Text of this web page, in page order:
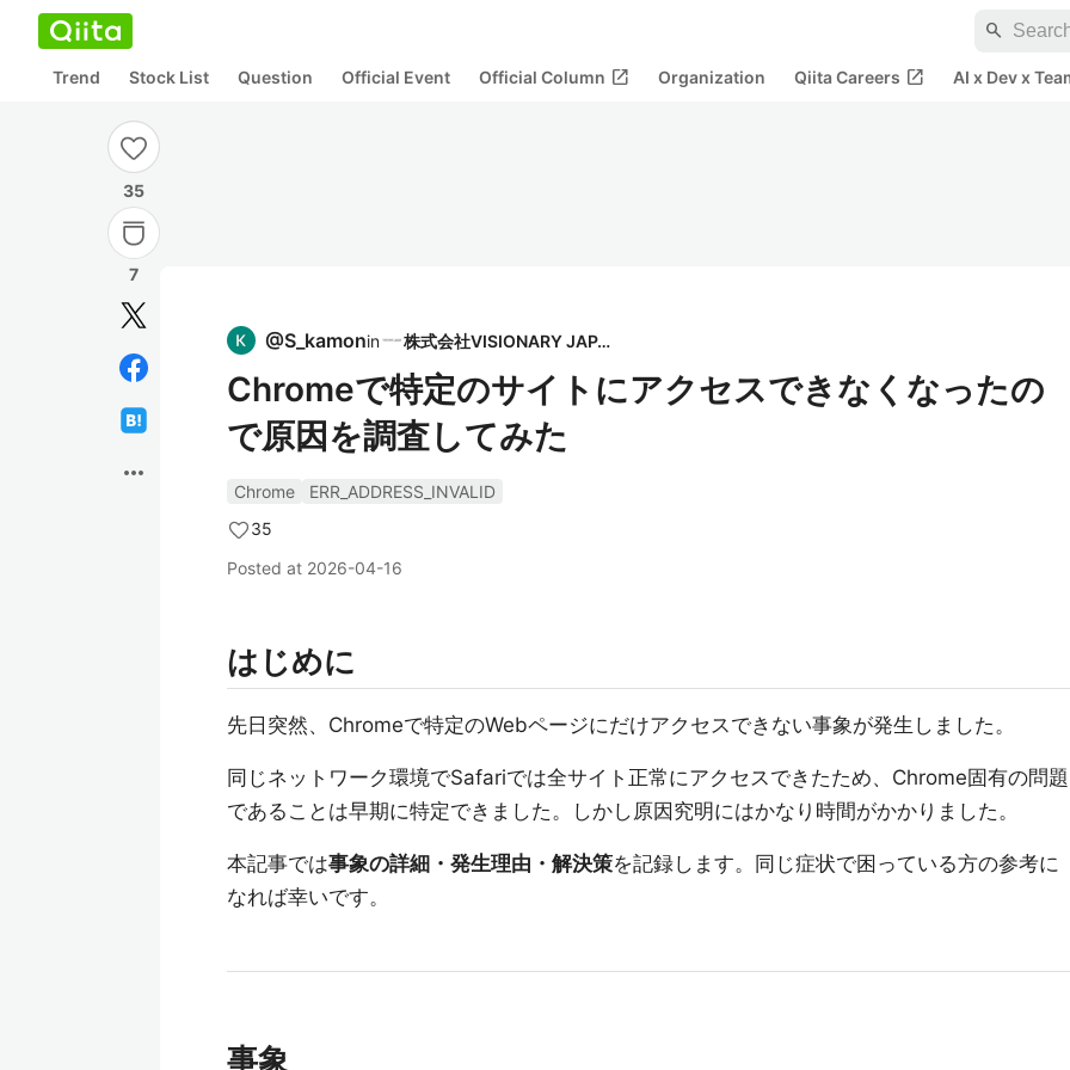
search
Trend Stock List Question Official Event Official Column open_in_new Organization Qiita Careers open_in_new AI x Dev x
35
7
more_horiz
@S_kamonin 株式会社VISIONARY JAPAN
Chromeで特定のサイトにアクセスできなくなったの
で原因を調査してみた
Chrome
ERR_ADDRESS_INVALID
35
Posted at 2026-04-16
はじめに
先日突然、Chromeで特定のWebページにだけアクセスできない事象が発生しました。
同じネットワーク環境でSafariでは全サイト正常にアクセスできたため、Chrome固有の問題
であることは早期に特定できました。しかし原因究明にはかなり時間がかかりました。
本記事では事象の詳細・発生理由・解決策を記録します。同じ症状で困っている方の参考に
なれば幸いです。
事象